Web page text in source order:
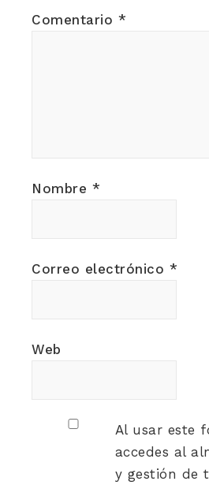
Comentario *
Nombre *
Correo electrónico *
Web
Al usar este
accedes al
y gestión de